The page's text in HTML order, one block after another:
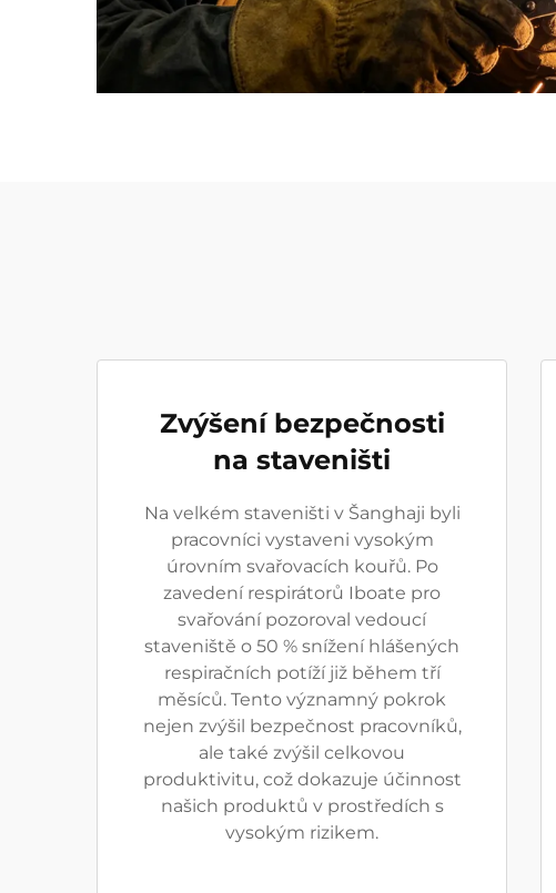
Zvýšení bezpečnosti
na staveništi
Na velkém staveništi v Šanghaji byli
pracovníci vystaveni vysokým
úrovním svařovacích kouřů. Po
zavedení respirátorů Iboate pro
svařování pozoroval vedoucí
staveniště o 50 % snížení hlášených
respiračních potíží již během tří
měsíců. Tento významný pokrok
nejen zvýšil bezpečnost pracovníků,
ale také zvýšil celkovou
produktivitu, což dokazuje účinnost
našich produktů v prostředích s
vysokým rizikem.